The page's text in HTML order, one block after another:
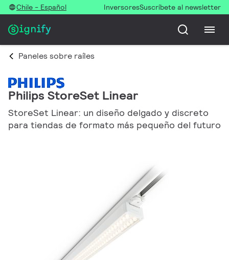
Chile - Español InversoresSuscríbete al newsletter
Paneles sobre raíles
Philips StoreSet Linear
StoreSet Linear: un diseño delgado y discreto
para tiendas de formato más pequeño del futuro